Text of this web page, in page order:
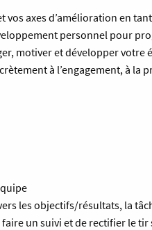
axes d’amélioration en
personnel pour
motiver et développer votre
à l’engagement, à la
les objectifs/résultats, la
un suivi et de rectifier le tir